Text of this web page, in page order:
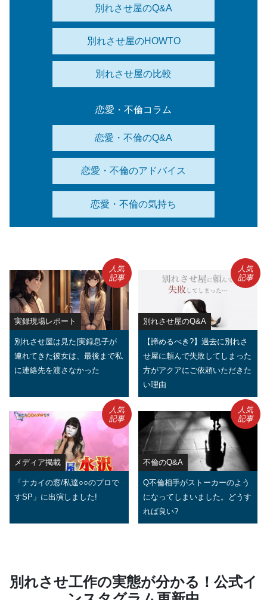
別れさせ屋のQ&A
別れさせ屋のHOWTO
別れさせ屋の比較
恋愛・不倫コラム
恋愛・不倫のQ&A
恋愛・不倫のアドバイス
恋愛・不倫の気持ち
実録現場レポート
別れさせ屋は見た|実録息子が
連れてきた彼女は、最後まで私
に連絡先を渡さなかった
人気
記事
別れさせ屋のQ&A
【諦めるべき?】過去に別れさ
せ屋に頼んで失敗してしまった
方がアクアにご依頼いただきた
い理由
人気
記事
メディア掲載
「ナカイの窓/私達○○のプロで
すSP」に出演しました!
人気
記事
不倫のQ&A
Q不倫相手がストーカーのよう
になってしまいました。どうす
れば良い?
人気
記事
別れさせ工作の実態が分かる！公式イ